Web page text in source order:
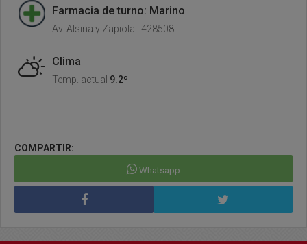
Farmacia de turno: Marino
Av. Alsina y Zapiola | 428508
Clima
Temp. actual 9.2º
COMPARTIR:
Whatsapp